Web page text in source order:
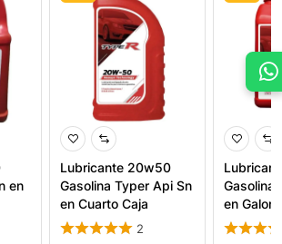
en
Lubricante 20w50
Gasolina Typer Api Sn
en Cuarto Caja
2
Gasolina
en Galon